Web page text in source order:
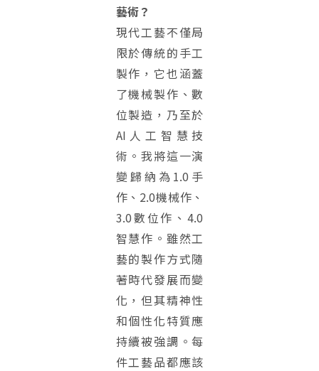
藝術？
現代工藝不僅局
限於傳統的手工
製作，它也涵蓋
了機械製作、數
位製造，乃至於
AI人工智慧技
術。我將這一演
變歸納為1.0手
作、2.0機械作、
3.0數位作、4.0
智慧作。雖然工
藝的製作方式隨
著時代發展而變
化，但其精神性
和個性化特質應
持續被強調。每
件工藝品都應該